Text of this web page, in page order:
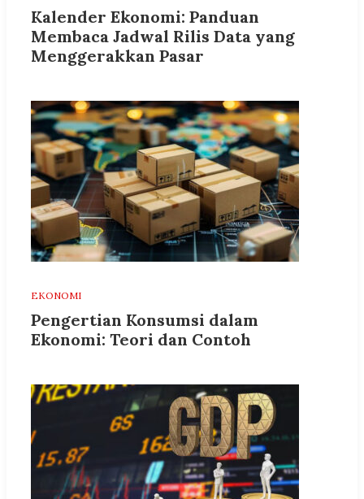
Kalender Ekonomi: Panduan
Membaca Jadwal Rilis Data yang
Menggerakkan Pasar
EKONOMI
Pengertian Konsumsi dalam
Ekonomi: Teori dan Contoh